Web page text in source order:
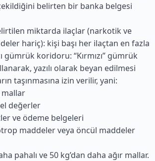
belirten bir banka belgesi
miktarda ilaçlar (narkotik ve
hariç): kişi başı her ilaçtan en fazla
gümrük koridoru: “Kırmızı” gümrük
yazılı olarak beyan edilmesi
taşınmasına izin verilir, yani:
değerler
ve ödeme belgeleri
maddeler veya öncül maddeler
pahalı ve 50 kg’dan daha ağır mallar.